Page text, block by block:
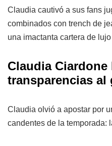
Claudia cautivó a sus fans
combinados con trench de
una imactanta cartera de
Claudia Ciardone
transparencias al
Claudia olvió a apostar por
candentes de la temporada: